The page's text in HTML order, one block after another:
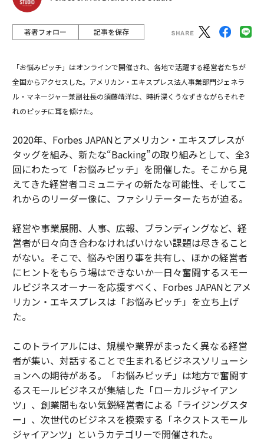
著者フォロー 記事を保存
「お悩みピッチ」はオンラインで開催され、各地で活躍する経営者たちが
全国からアクセスした。アメリカン・エキスプレス法人事業部門ジェネラ
ル・マネージャー兼副社長の須藤靖洋は、時折深くうなずきながらそれぞ
れのピッチに耳を傾けた。
2020年、Forbes JAPANとアメリカン・エキスプレスが
タッグを組み、新たな“Backing”の取り組みとして、全3
回にわたって「お悩みピッチ」を開催した。そこから見
えてきた経営者コミュニティの新たな可能性、そしてこ
れからのリーダー像に、ファシリテーターたちが迫る。
経営や事業展開、人事、広報、ブランディングなど、経
営者が日々向き合わなければいけない課題は尽きること
がない。そこで、悩みや困り事を共有し、ほかの経営者
にヒントをもらう場はできないか―日々奮闘するスモー
ルビジネスオーナーを応援すべく、Forbes JAPANとアメ
リカン・エキスプレスは「お悩みピッチ」を立ち上げ
た。
このトライアルには、規模や業界がまったく異なる経営
者が集い、対話することで生まれるビジネスソリューシ
ョンへの期待がある。「お悩みピッチ」は地方で奮闘す
るスモールビジネスが集結した「ローカルジャイアン
ツ」、創業間もない気鋭経営者による「ライジングスタ
ー」、次世代のビジネスを模索する「ネクストスモール
ジャイアンツ」というカテゴリーで開催された。